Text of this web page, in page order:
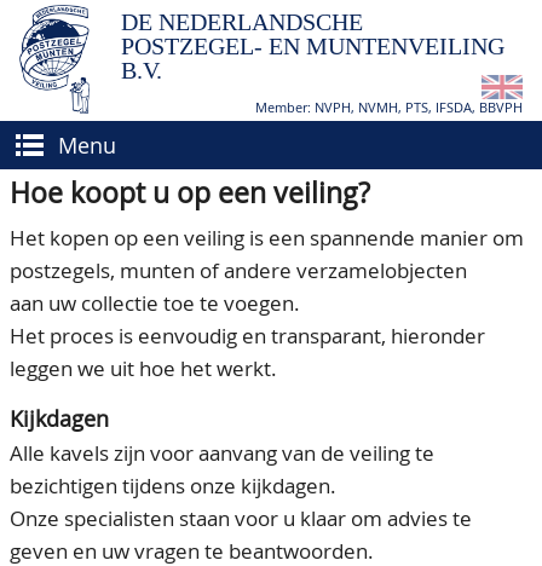
DE NEDERLANDSCHE
POSTZEGEL- EN MUNTENVEILING
B.V.
Member: NVPH, NVMH, PTS, IFSDA, BBVPH
Menu
HOME
(VER)KOPEN
Hoe verkopen?
Hoe kopen?
Voorwaarden
BIEDEN
TAXATIES
CATALOGI/OPBRENGSTEN
KEURINGSDIENST
AGENDA
OVER ONS
Hoe koopt u op een veiling?
Het kopen op een veiling is een spannende manier om
postzegels, munten of andere verzamelobjecten
aan uw collectie toe te voegen.
Het proces is eenvoudig en transparant, hieronder
leggen we uit hoe het werkt.
Kijkdagen
Alle kavels zijn voor aanvang van de veiling te
bezichtigen tijdens onze kijkdagen.
Onze specialisten staan voor u klaar om advies te
geven en uw vragen te beantwoorden.